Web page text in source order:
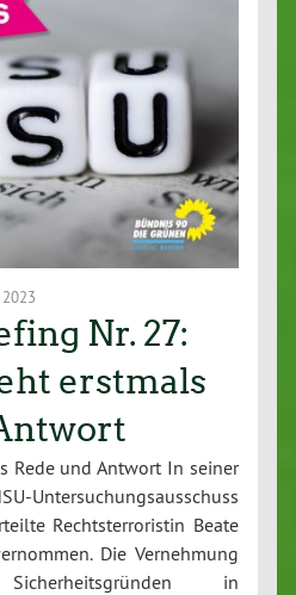
2023
Nr. 27:
erstmals
Rede und Antwort In seiner
Untersuchungsausschuss
Rechtsterroristin Beate
Die Vernehmung
in